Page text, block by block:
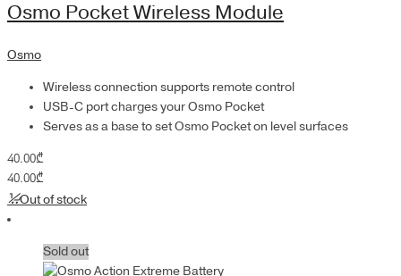
Osmo Pocket Wireless Module
Osmo
Wireless connection supports remote control
USB-C port charges your Osmo Pocket
Serves as a base to set Osmo Pocket on level surfaces
40.00₾
40.00₾
Out of stock
Sold out